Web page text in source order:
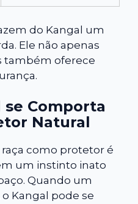
do Kangal um
Ele não apenas
também oferece
se Comporta
Natural
como protetor é
um instinto inato
Quando um
Kangal pode se